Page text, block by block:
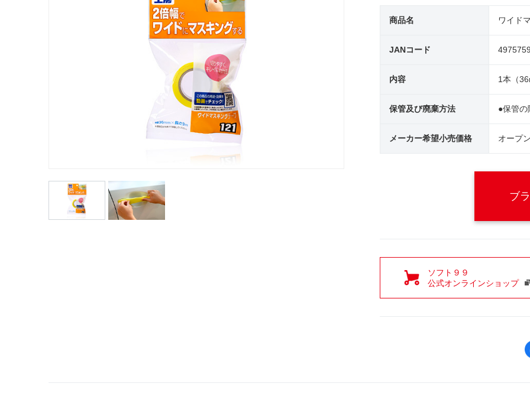
商品名 ワイド
JANコード
内容 1本（
保管及び廃棄方法 ●保管の
メーカー希望小売価格 オープン
ブ
ソフト９９
公式オンラインショップ